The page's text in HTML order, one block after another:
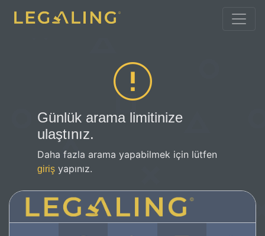
Günlük arama limitinize
ulaştınız.
Daha fazla arama yapabilmek için lütfen
giriş yapınız.